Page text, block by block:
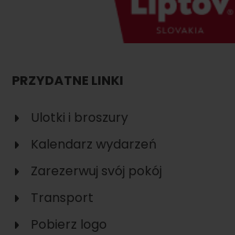
PRZYDATNE LINKI
Ulotki i broszury
Kalendarz wydarzeń
Zarezerwuj svój pokój
Transport
Pobierz logo